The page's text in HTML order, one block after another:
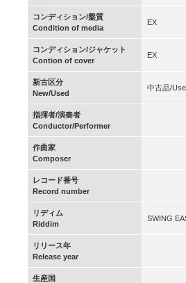
コンディション/盤質
Condition of media
EX
コンディション/ジャケット
Contion of cover
EX
新古区分
New/Used
中古品/
指揮者/演奏者
Conductor/Performer
作曲家
Composer
レコード番号
Record number
リディム
Riddim
SWING
リリース年
Release year
生産国